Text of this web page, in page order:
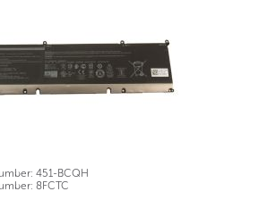
451-BCQH
8FCTC